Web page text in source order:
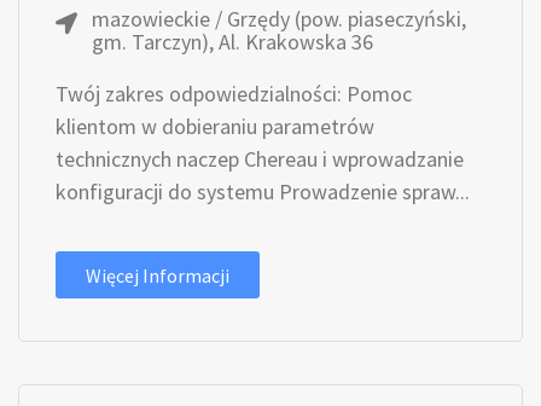
mazowieckie / Grzędy (pow. piaseczyński,
gm. Tarczyn), Al. Krakowska 36
Twój zakres odpowiedzialności: Pomoc
klientom w dobieraniu parametrów
technicznych naczep Chereau i wprowadzanie
konfiguracji do systemu Prowadzenie spraw...
Więcej Informacji